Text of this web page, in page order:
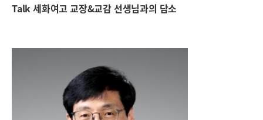
Talk 세화여고 교장&교감 선생님과의 담소